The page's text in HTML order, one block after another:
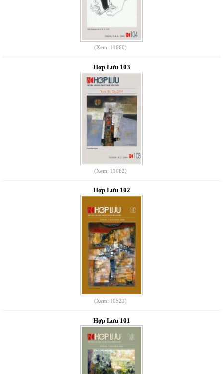
(Xem: 11660)
Hợp Lưu 103
(Xem: 11062)
Hợp Lưu 102
(Xem: 10521)
Hợp Lưu 101